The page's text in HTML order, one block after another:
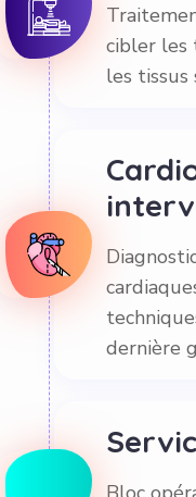
cibler les
les
dernière